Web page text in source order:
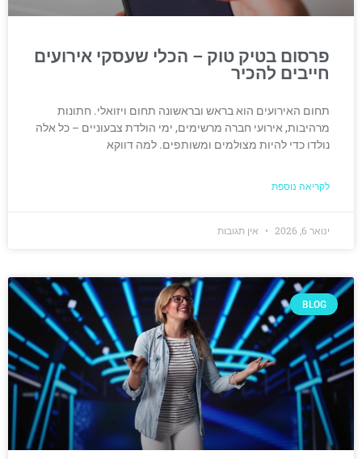
פרסום בטיק טוק – הכלי שעסקי אירועים
חייבים להכיר
תחום האירועים הוא בראש ובראשונה תחום ויזואלי. חתונות
מרהיבות, אירועי חברה מרשימים, ימי הולדת צבעוניים – כל אלה
נולדו כדי להיות מצולמים ומשותפים. למה דווקא
לקריאה נוספת
ינואר 6, 2026 אין תגובות
BLOG